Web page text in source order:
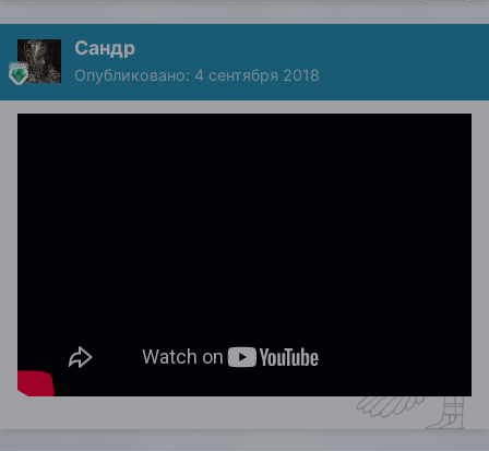
Сандр
Опубликовано: 4 сентября 2018